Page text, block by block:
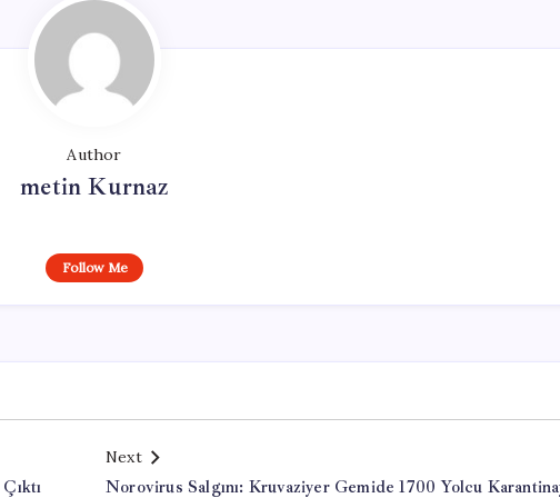
Author
metin Kurnaz
Follow Me
Next
Norovirus Salgını: Kruvaziyer Gemide 1700 Yolcu